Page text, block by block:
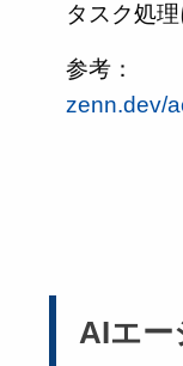
タスク処
参考：
zenn.dev/
AIエー